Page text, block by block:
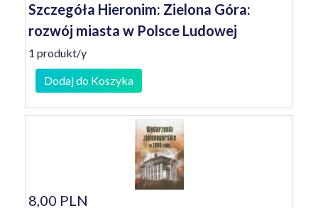
Szczegóła Hieronim: Zielona Góra:
rozwój miasta w Polsce Ludowej
1 produkt/y
Dodaj do Koszyka
8,00 PLN